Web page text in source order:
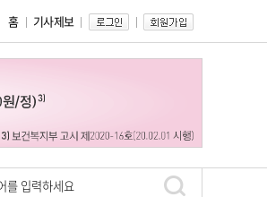
홈 기사제보